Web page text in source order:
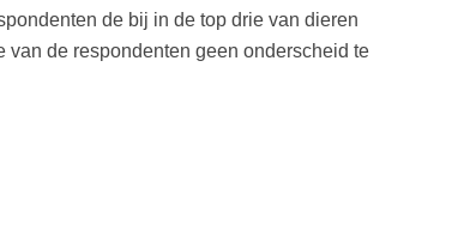
de bij in de top drie van dieren
de respondenten geen onderscheid te